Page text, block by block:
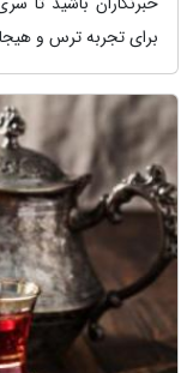
برای تجربه ترس و